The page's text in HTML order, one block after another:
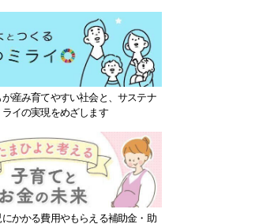
産み育てやすい社会と、サステナ
イの実現をめざします
かかる費用やもらえる補助金・助